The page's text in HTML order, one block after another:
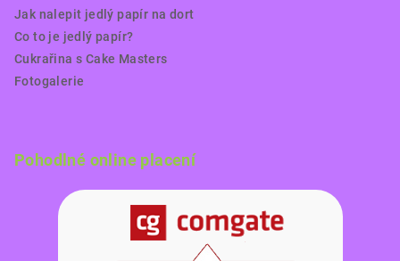
Jak nalepit jedlý papír na dort
Co to je jedlý papír?
Cukrařina s Cake Masters
Fotogalerie
Pohodlné online placení